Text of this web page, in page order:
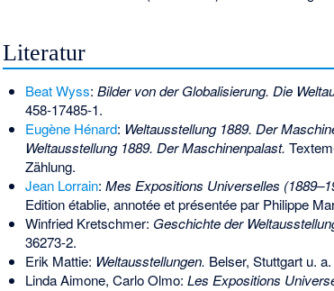
Literatur
Beat Wyss: Bilder von der Globalisierung. Die
458-17485-1.
Eugène Hénard: Weltausstellung 1889. Der
Weltausstellung 1889. Der Maschinenpalast.
Zählung.
Jean Lorrain: Mes Expositions Universelles
Edition établie, annotée et présentée par Philippe
Winfried Kretschmer: Geschichte der
36273-2.
Erik Mattie: Weltausstellungen. Belser, Stuttgart u.
Linda Aimone, Carlo Olmo: Les Expositions